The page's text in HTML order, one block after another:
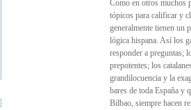
Como en otros muchos
tópicos para calificar y
generalmente tienen un
lógica hispana. Así los
responder a preguntas;
prepotentes; los
grandilocuencia y la
bares de toda España y
Bilbao, siempre hacen